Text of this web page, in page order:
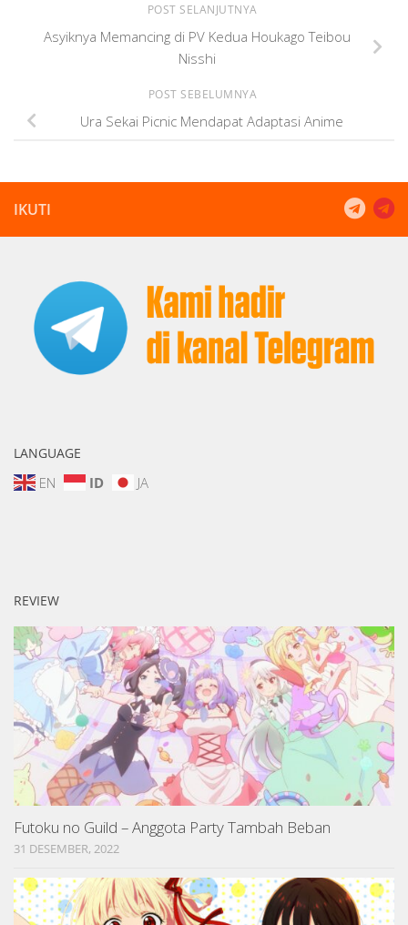
POST SELANJUTNYA
Asyiknya Memancing di PV Kedua Houkago Teibou
Nisshi
POST SEBELUMNYA
Ura Sekai Picnic Mendapat Adaptasi Anime
IKUTI
LANGUAGE
EN ID JA
REVIEW
Futoku no Guild – Anggota Party Tambah Beban
31 DESEMBER, 2022